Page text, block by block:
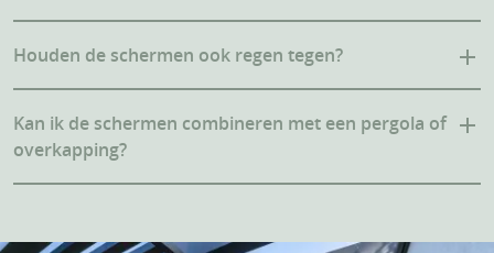
Houden de schermen ook regen tegen?
Kan ik de schermen combineren met een pergola of
overkapping?